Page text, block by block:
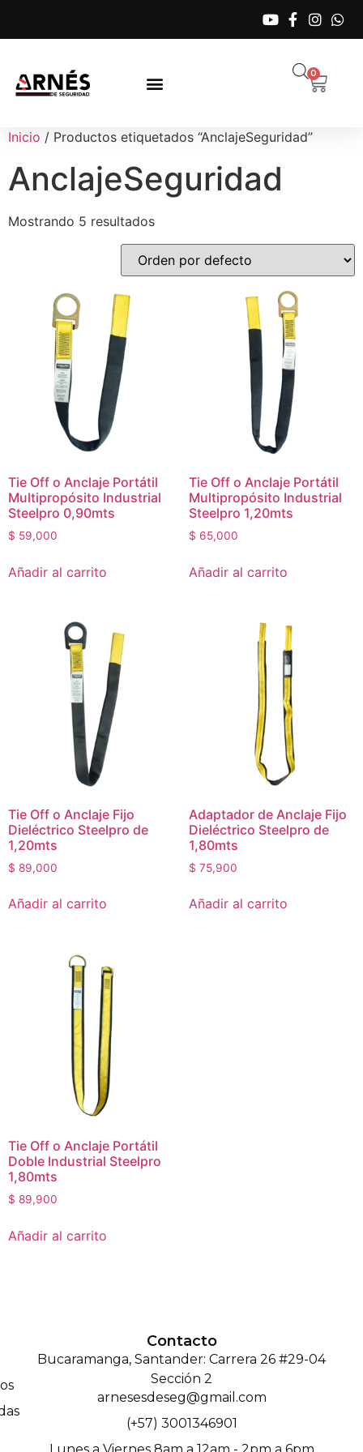
0
Inicio / Productos etiquetados “AnclajeSeguridad”
AnclajeSeguridad
Mostrando 5 resultados
Tie Off o Anclaje Portátil
Multipropósito Industrial
Steelpro 0,90mts
$ 59,000
Añadir al carrito
Tie Off o Anclaje Portátil
Multipropósito Industrial
Steelpro 1,20mts
$ 65,000
Añadir al carrito
Tie Off o Anclaje Fijo
Dieléctrico Steelpro de
1,20mts
$ 89,000
Añadir al carrito
Adaptador de Anclaje Fijo
Dieléctrico Steelpro de
1,80mts
$ 75,900
Añadir al carrito
Tie Off o Anclaje Portátil
Doble Industrial Steelpro
1,80mts
$ 89,900
Añadir al carrito
Contacto
Bucaramanga, Santander: Carrera 26 #29-04
Sección 2
arnesesdeseg@gmail.com
(+57) 3001346901
Lunes a Viernes 8am a 12am - 2pm a 6pm